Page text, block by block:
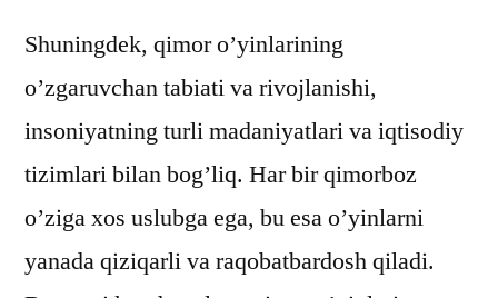
Shuningdek, qimor o’yinlarining
o’zgaruvchan tabiati va rivojlanishi,
insoniyatning turli madaniyatlari va iqtisodiy
tizimlari bilan bog’liq. Har bir qimorboz
o’ziga xos uslubga ega, bu esa o’yinlarni
yanada qiziqarli va raqobatbardosh qiladi.